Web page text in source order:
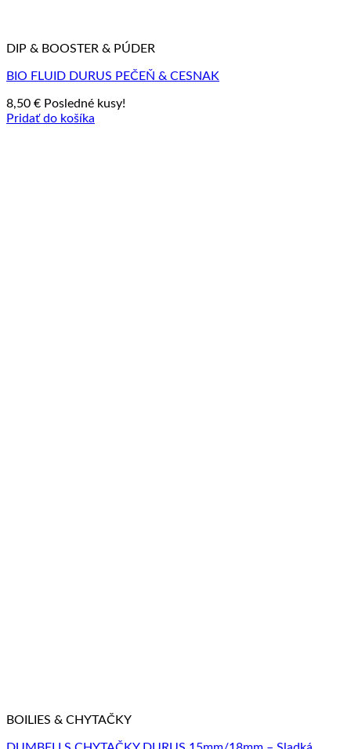
DIP & BOOSTER & PÚDER
BIO FLUID DURUS PEČEŇ & CESNAK
8,50 € Posledné kusy!
Pridať do košíka
BOILIES & CHYTAČKY